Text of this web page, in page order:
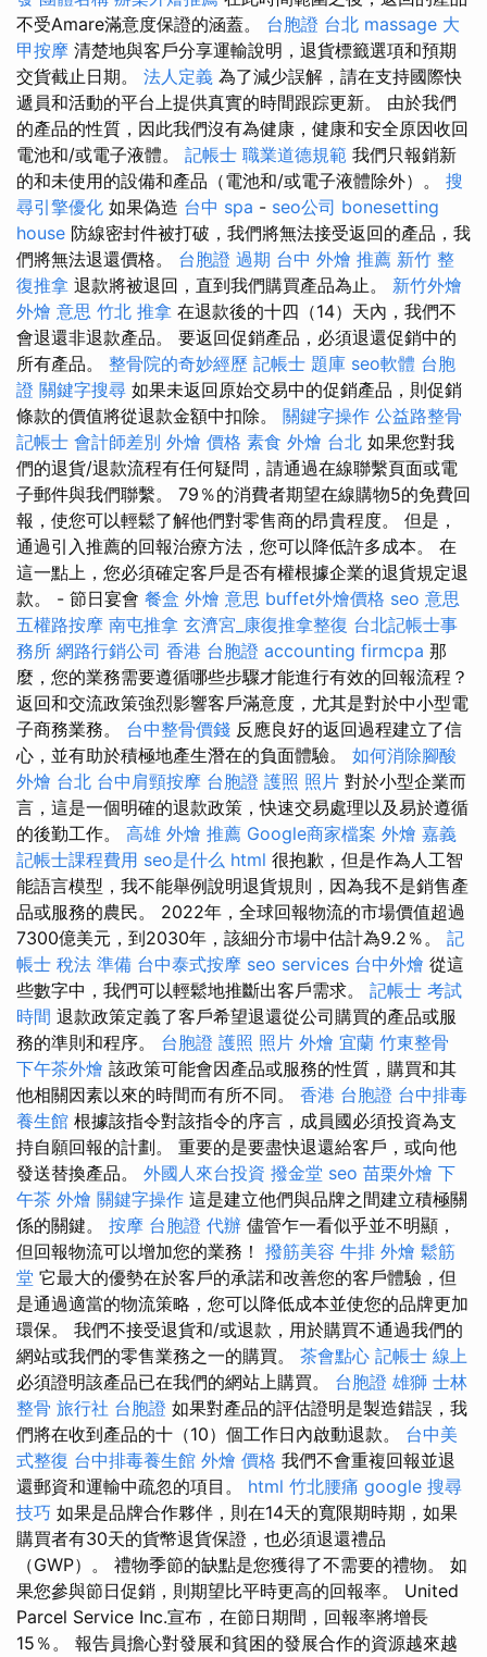
不受Amare滿意度保證的涵蓋。 台胞證 台北 massage 大
甲按摩 清楚地與客戶分享運輸說明，退貨標籤選項和預期
交貨截止日期。 法人定義 為了減少誤解，請在支持國際快
遞員和活動的平台上提供真實的時間跟踪更新。 由於我們
的產品的性質，因此我們沒有為健康，健康和安全原因收回
電池和/或電子液體。 記帳士 職業道德規範 我們只報銷新
的和未使用的設備和產品（電池和/或電子液體除外）。 搜
尋引擎優化 如果偽造 台中 spa - seo公司 bonesetting
house 防線密封件被打破，我們將無法接受返回的產品，我
們將無法退還價格。 台胞證 過期 台中 外燴 推薦 新竹 整
復推拿 退款將被退回，直到我們購買產品為止。 新竹外燴
外燴 意思 竹北 推拿 在退款後的十四（14）天內，我們不
會退還非退款產品。 要返回促銷產品，必須退還促銷中的
所有產品。 整骨院的奇妙經歷 記帳士 題庫 seo軟體 台胞
證 關鍵字搜尋 如果未返回原始交易中的促銷產品，則促銷
條款的價值將從退款金額中扣除。 關鍵字操作 公益路整骨
記帳士 會計師差別 外燴 價格 素食 外燴 台北 如果您對我
們的退貨/退款流程有任何疑問，請通過在線聯繫頁面或電
子郵件與我們聯繫。 79％的消費者期望在線購物5的免費回
報，使您可以輕鬆了解他們對零售商的昂貴程度。 但是，
通過引入推薦的回報治療方法，您可以降低許多成本。 在
這一點上，您必須確定客戶是否有權根據企業的退貨規定退
款。 - 節日宴會 餐盒 外燴 意思 buffet外燴價格 seo 意思
五權路按摩 南屯推拿 玄濟宮_康復推拿整復 台北記帳士事
務所 網路行銷公司 香港 台胞證 accounting firmcpa 那
麼，您的業務需要遵循哪些步驟才能進行有效的回報流程？
返回和交流政策強烈影響客戶滿意度，尤其是對於中小型電
子商務業務。 台中整骨價錢 反應良好的返回過程建立了信
心，並有助於積極地產生潛在的負面體驗。 如何消除腳酸
外燴 台北 台中肩頸按摩 台胞證 護照 照片 對於小型企業而
言，這是一個明確的退款政策，快速交易處理以及易於遵循
的後勤工作。 高雄 外燴 推薦 Google商家檔案 外燴 嘉義
記帳士課程費用 seo是什么 html 很抱歉，但是作為人工智
能語言模型，我不能舉例說明退貨規則，因為我不是銷售產
品或服務的農民。 2022年，全球回報物流的市場價值超過
7300億美元，到2030年，該細分市場中估計為9.2％。 記
帳士 稅法 準備 台中泰式按摩 seo services 台中外燴 從這
些數字中，我們可以輕鬆地推斷出客戶需求。 記帳士 考試
時間 退款政策定義了客戶希望退還從公司購買的產品或服
務的準則和程序。 台胞證 護照 照片 外燴 宜蘭 竹東整骨
下午茶外燴 該政策可能會因產品或服務的性質，購買和其
他相關因素以來的時間而有所不同。 香港 台胞證 台中排毒
養生館 根據該指令對該指令的序言，成員國必須投資為支
持自願回報的計劃。 重要的是要盡快退還給客戶，或向他
發送替換產品。 外國人來台投資 撥金堂 seo 苗栗外燴 下
午茶 外燴 關鍵字操作 這是建立他們與品牌之間建立積極關
係的關鍵。 按摩 台胞證 代辦 儘管乍一看似乎並不明顯，
但回報物流可以增加您的業務！ 撥筋美容 牛排 外燴 鬆筋
堂 它最大的優勢在於客戶的承諾和改善您的客戶體驗，但
是通過適當的物流策略，您可以降低成本並使您的品牌更加
環保。 我們不接受退貨和/或退款，用於購買不通過我們的
網站或我們的零售業務之一的購買。 茶會點心 記帳士 線上
必須證明該產品已在我們的網站上購買。 台胞證 雄獅 士林
整骨 旅行社 台胞證 如果對產品的評估證明是製造錯誤，我
們將在收到產品的十（10）個工作日內啟動退款。 台中美
式整復 台中排毒養生館 外燴 價格 我們不會重複回報並退
還郵資和運輸中疏忽的項目。 html 竹北腰痛 google 搜尋
技巧 如果是品牌合作夥伴，則在14天的寬限期時期，如果
購買者有30天的貨幣退貨保證，也必須退還禮品
（GWP）。 禮物季節的缺點是您獲得了不需要的禮物。 如
果您參與節日促銷，則期望比平時更高的回報率。 United
Parcel Service Inc.宣布，在節日期間，回報率將增長
15％。 報告員擔心對發展和貧困的發展合作的資源越來越